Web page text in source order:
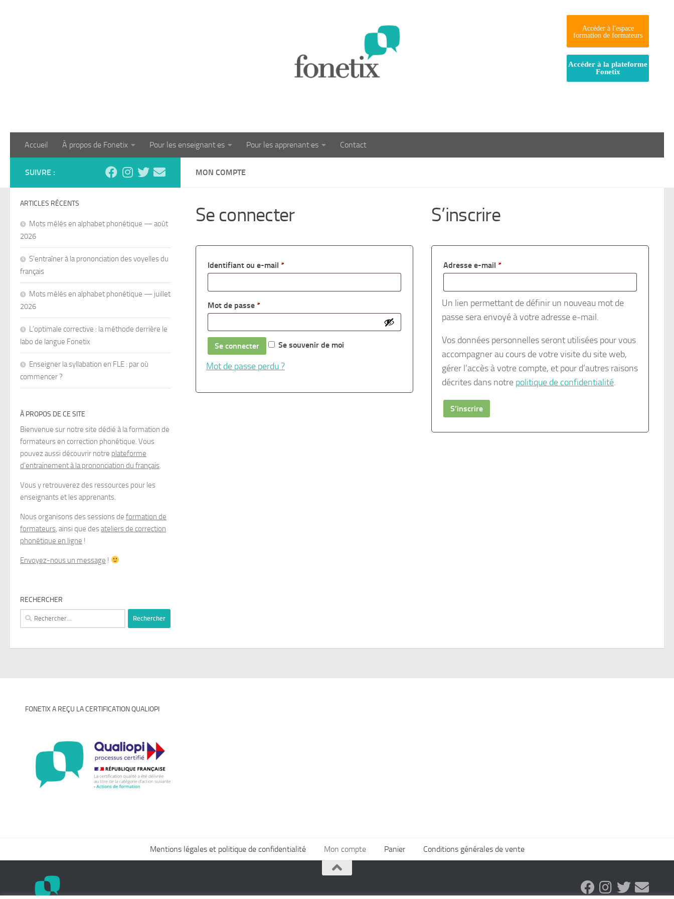
Accéder à l'espace
formation de formateurs
Accéder à la plateforme
Fonetix
Accueil À propos de Fonetix Pour les enseignant·es Pour les apprenant·es Contact
MON COMPTE
Se connecter
Identifiant ou e-mail *Obligatoire
Mot de passe *Obligatoire
Se souvenir de moi
Se connecter
Mot de passe perdu ?
S’inscrire
Adresse e-mail *Obligatoire
Un lien permettant de définir un nouveau mot de
passe sera envoyé à votre adresse e-mail.
Vos données personnelles seront utilisées pour vous
accompagner au cours de votre visite du site web,
gérer l’accès à votre compte, et pour d’autres raisons
décrites dans notre politique de confidentialité.
S’inscrire
SUIVRE :
ARTICLES RÉCENTS
Mots mêlés en alphabet phonétique — août
2026
S’entraîner à la prononciation des voyelles du
français
Mots mêlés en alphabet phonétique — juillet
2026
L’optimale corrective : la méthode derrière le
labo de langue Fonetix
Enseigner la syllabation en FLE : par où
commencer ?
À PROPOS DE CE SITE
Bienvenue sur notre site dédié à la formation de
formateurs en correction phonétique. Vous
pouvez aussi découvrir notre plateforme
d’entrainement à la prononciation du français.
Vous y retrouverez des ressources pour les
enseignants et les apprenants.
Nous organisons des sessions de formation de
formateurs, ainsi que desateliers de correction
phonétique en ligne !
Envoyez-nous un message !
RECHERCHER
Rechercher :
FONETIX A REÇU LA CERTIFICATION QUALIOPI
Mentions légales et politique de confidentialité Mon compte Panier Conditions générales de vente